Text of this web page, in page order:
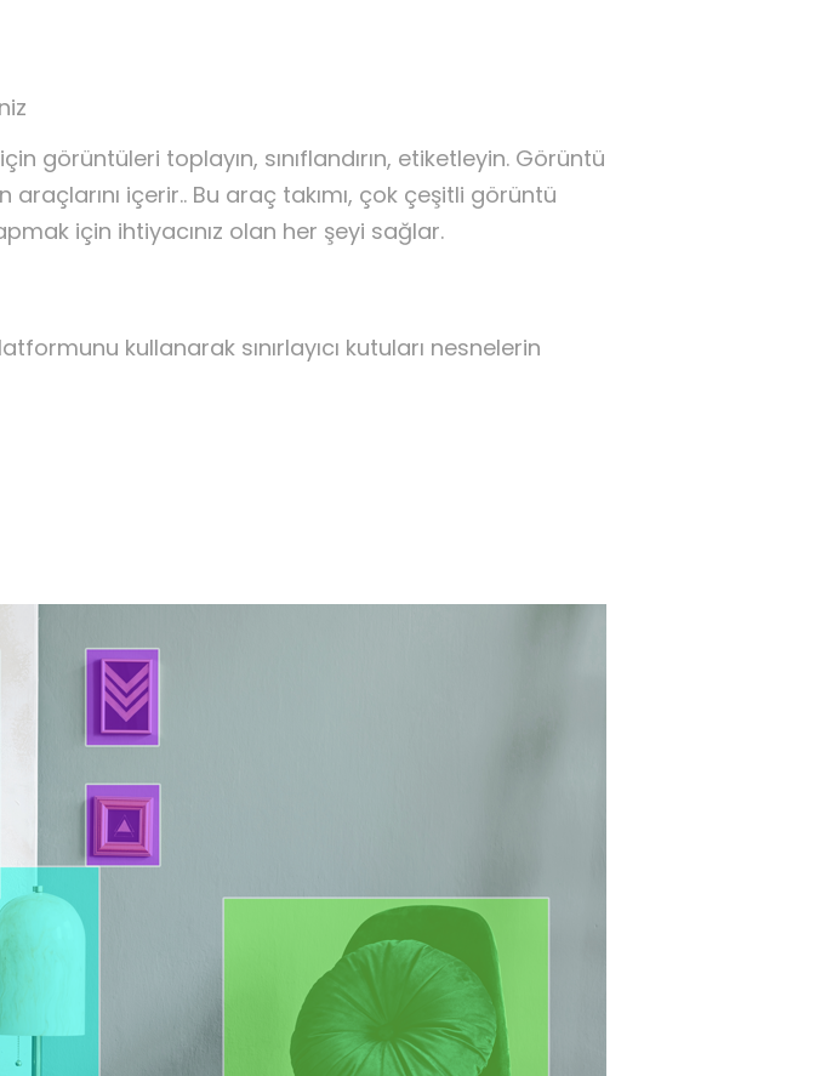
görüntüleri toplayın, sınıflandırın, etiketleyin. Görüntü
içerir.. Bu araç takımı, çok çeşitli görüntü
için ihtiyacınız olan her şeyi sağlar.
kullanarak sınırlayıcı kutuları nesnelerin